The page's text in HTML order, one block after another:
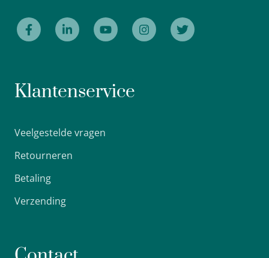
Klantenservice
Veelgestelde vragen
Retourneren
Betaling
Verzending